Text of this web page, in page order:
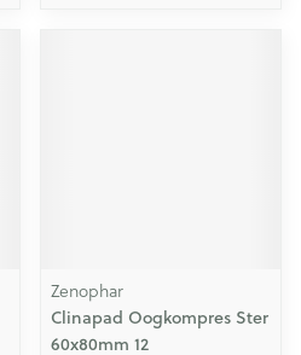
Zenophar
Clinapad Oogkompres Ster
60x80mm 12